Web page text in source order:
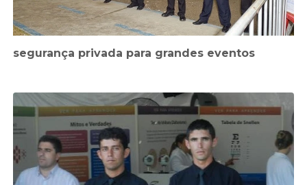
segurança privada para grandes eventos